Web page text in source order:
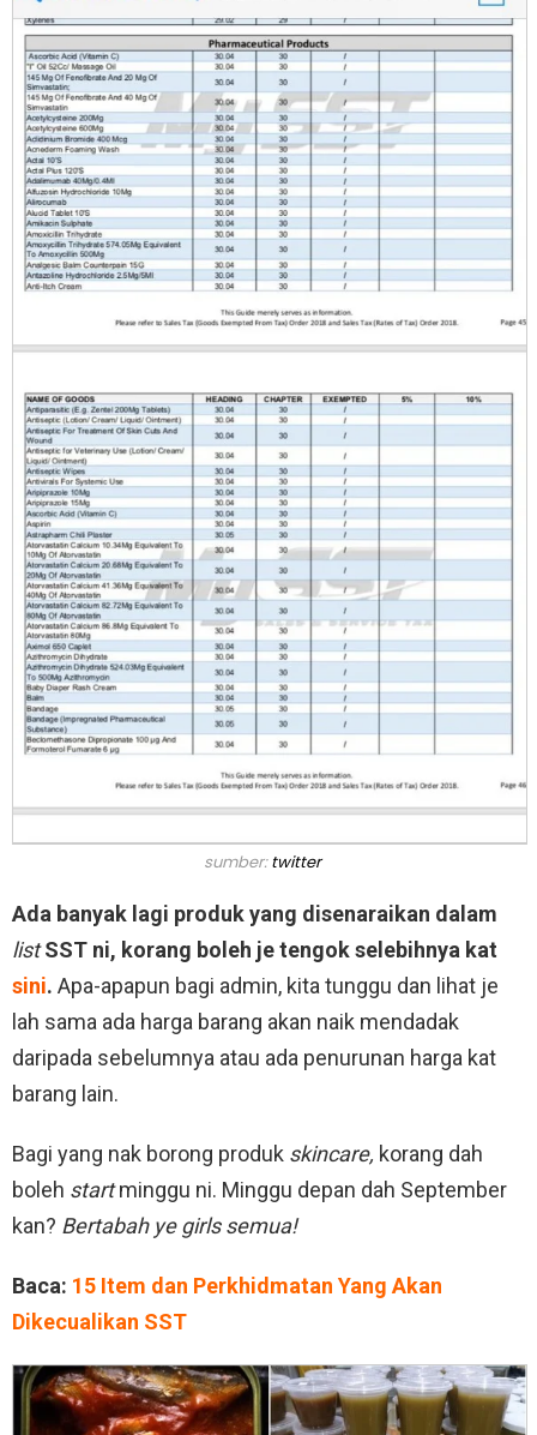
sumber:twitter
Ada banyak lagi produk yang disenaraikan dalam
listSST ni, korang boleh je tengok selebihnya kat
sini. Apa-apapun bagi admin, kita tunggu dan lihat je
lah sama ada harga barang akan naik mendadak
daripada sebelumnya atau ada penurunan harga kat
barang lain.
Bagi yang nak borong produk skincare, korang dah
boleh startminggu ni. Minggu depan dah September
kan? Bertabah ye girls semua!
Baca: 15 Item dan Perkhidmatan Yang Akan
Dikecualikan SST